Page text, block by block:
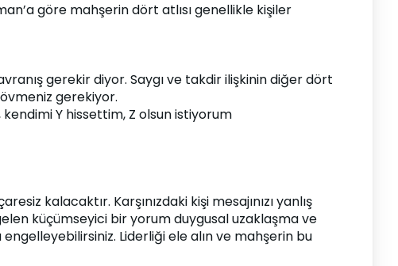
göre mahşerin dört atlısı genellikle kişiler
gerekir diyor. Saygı ve takdir ilişkinin diğer dört
gerekiyor.
Y hissettim, Z olsun istiyorum
kalacaktır. Karşınızdaki kişi mesajınızı yanlış
küçümseyici bir yorum duygusal uzaklaşma ve
Liderliği ele alın ve mahşerin bu